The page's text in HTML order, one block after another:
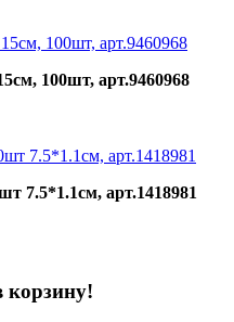
100шт, арт.9460968
7.5*1.1см, арт.1418981
корзину!